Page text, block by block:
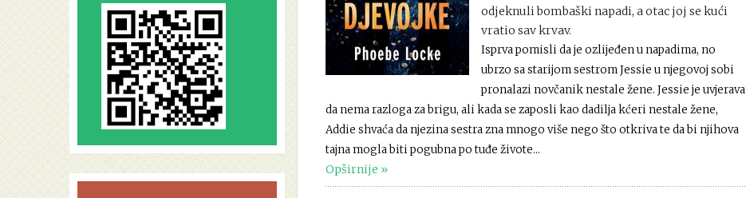
odjeknuli bombaški napadi, a otac joj se kući
vratio sav krvav.
Isprva pomisli da je ozlijeđen u napadima, no
ubrzo sa starijom sestrom Jessie u njegovoj sobi
pronalazi novčanik nestale žene. Jessie je uvjerava
da nema razloga za brigu, ali kada se zaposli kao dadilja kćeri nestale žene,
Addie shvaća da njezina sestra zna mnogo više nego što otkriva te da bi njihova
tajna mogla biti pogubna po tuđe živote...
Opširnije